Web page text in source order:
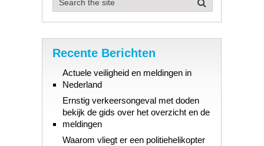
Recente Berichten
Actuele veiligheid en meldingen in
Nederland
Ernstig verkeersongeval met doden
bekijk de gids over het overzicht en de
meldingen
Waarom vliegt er een politiehelikopter